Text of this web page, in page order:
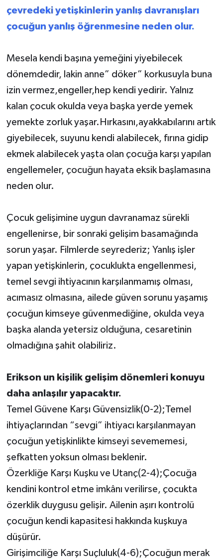
çevredeki yetişkinlerin yanlış davranışları
çocuğun yanlış öğrenmesine neden olur.
Mesela kendi başına yemeğini yiyebilecek
dönemdedir, lakin anne” döker” korkusuyla buna
izin vermez,engeller,hep kendi yedirir. Yalnız
kalan çocuk okulda veya başka yerde yemek
yemekte zorluk yaşar.Hırkasını,ayakkabılarını artık
giyebilecek, suyunu kendi alabilecek, fırına gidip
ekmek alabilecek yaşta olan çocuğa karşı yapılan
engellemeler, çocuğun hayata eksik başlamasına
neden olur.
Çocuk gelişimine uygun davranamaz sürekli
engellenirse, bir sonraki gelişim basamağında
sorun yaşar. Filmlerde seyrederiz; Yanlış işler
yapan yetişkinlerin, çocuklukta engellenmesi,
temel sevgi ihtiyacının karşılanmamış olması,
acımasız olmasına, ailede güven sorunu yaşamış
çocuğun kimseye güvenmediğine, okulda veya
başka alanda yetersiz olduğuna, cesaretinin
olmadığına şahit olabiliriz.
Erikson un kişilik gelişim dönemleri konuyu
daha anlaşılır yapacaktır.
Temel Güvene Karşı Güvensizlik(0-2);Temel
ihtiyaçlarından “sevgi” ihtiyacı karşılanmayan
çocuğun yetişkinlikte kimseyi sevememesi,
şefkatten yoksun olması beklenir.
Özerkliğe Karşı Kuşku ve Utanç(2-4);Çocuğa
kendini kontrol etme imkânı verilirse, çocukta
özerklik duygusu gelişir. Ailenin aşırı kontrolü
çocuğun kendi kapasitesi hakkında kuşkuya
düşürür.
Girişimciliğe Karşı Suçluluk(4-6);Çocuğun merak